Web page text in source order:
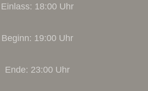
Einlass: 18:00 Uhr
Beginn: 19:00 Uhr
Ende: 23:00 Uhr